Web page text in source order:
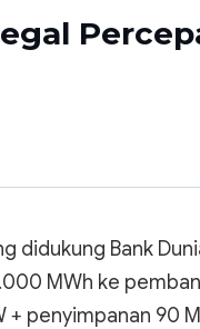
didukung Bank
MWh ke
penyimpanan 90